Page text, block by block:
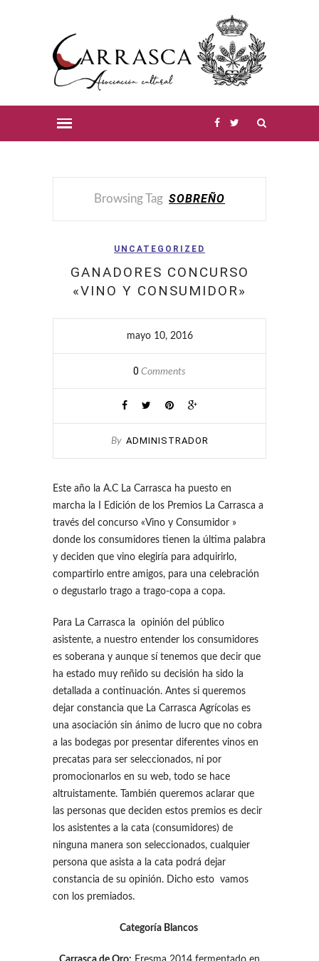
Browsing Tag SOBREÑO
UNCATEGORIZED
GANADORES CONCURSO
«VINO Y CONSUMIDOR»
mayo 10, 2016
0 Comments
By ADMINISTRADOR
Este año la A.C La Carrasca ha puesto en
marcha la I Edición de los Premios La Carrasca a
través del concurso «Vino y Consumidor »
donde los consumidores tienen la última palabra
y deciden que vino elegiría para adquirirlo,
compartirlo entre amigos, para una celebración
o degustarlo trago a trago-copa a copa.
Para La Carrasca la opinión del público
asistente, a nuestro entender los consumidores
es soberana y aunque sí tenemos que decir que
ha estado muy reñido su decisión ha sido la
detallada a continuación. Antes si queremos
dejar constancia que La Carrasca Agrícolas es
una asociación sin ánimo de lucro que no cobra
a las bodegas por presentar diferentes vinos en
precatas para ser seleccionados, ni por
promocionarlos en su web, todo se hace
altruistamente. También queremos aclarar que
las personas que deciden estos premios es decir
los asistentes a la cata (consumidores) de
ninguna manera son seleccionados, cualquier
persona que asista a la cata podrá dejar
constancia de su opinión. Dicho esto vamos
con los premiados.
Categoría Blancos